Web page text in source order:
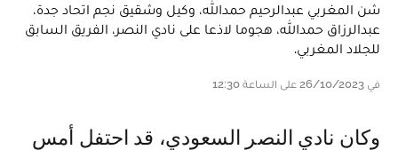
شن المغربي عبدالرحيم حمدالله، وكيل وشقيق نجم اتحاد جدة،
عبدالرزاق حمدالله، هجوما لاذعا على نادي النصر، الفريق السابق
للجلاد المغربي.
في 26/10/2023 على الساعة 12:30
وكان نادي النصر السعودي، قد احتفل أمس